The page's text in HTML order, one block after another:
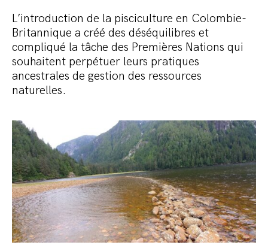
L’introduction de la pisciculture en Colombie-
Britannique a créé des déséquilibres et
compliqué la tâche des Premières Nations qui
souhaitent perpétuer leurs pratiques
ancestrales de gestion des ressources
naturelles.